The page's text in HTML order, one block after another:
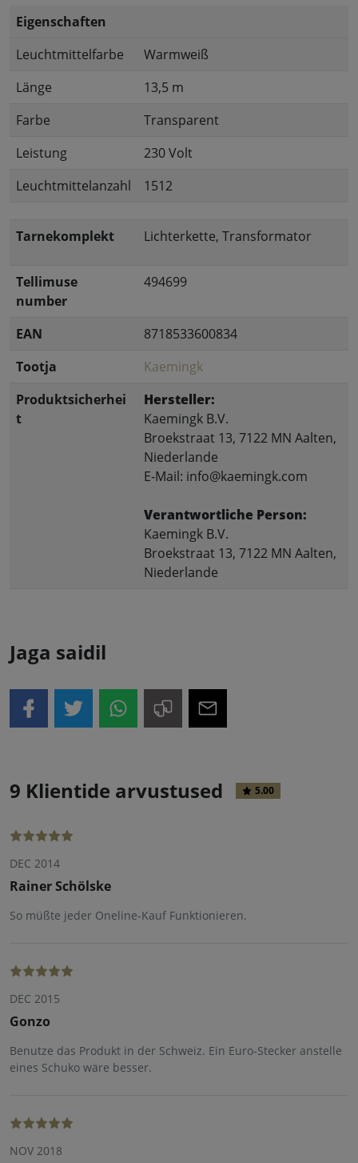
Eigenschaften
Leuchtmittelfarbe
Warmweiß
Länge
13,5 m
Farbe
Transparent
Leistung
230 Volt
Leuchtmittelanzahl
1512
Tarnekomplekt Lichterkette, Transformator
Tellimuse
number
494699
EAN
8718533600834
Tootja
Kaemingk
Produktsicherhei
t
Hersteller:
Kaemingk B.V.
Broekstraat 13, 7122 MN Aalten,
Niederlande
E-Mail: info@kaemingk.com
Verantwortliche Person:
Kaemingk B.V.
Broekstraat 13, 7122 MN Aalten,
Niederlande
Jaga saidil
9 Klientide arvustused 5.00
DEC 2014
Rainer Schölske
So müßte jeder Oneline-Kauf Funktionieren.
DEC 2015
Gonzo
Benutze das Produkt in der Schweiz. Ein Euro-Stecker anstelle
eines Schuko wäre besser.
NOV 2018